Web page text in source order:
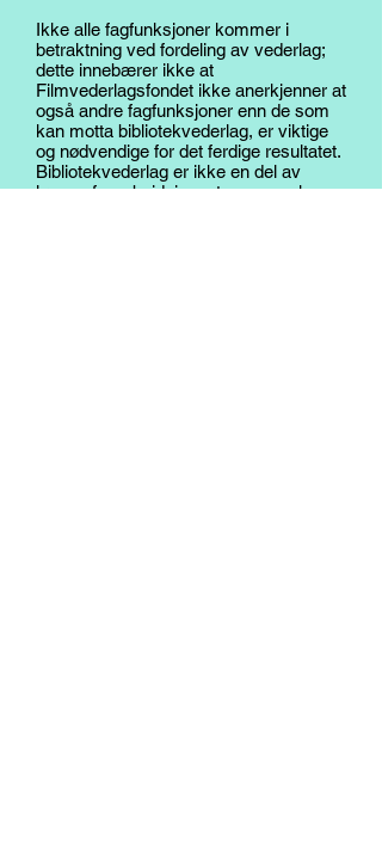
Ikke alle fagfunksjoner kommer i
betraktning ved fordeling av vederlag;
dette innebærer ikke at
Filmvederlagsfondet ikke anerkjenner at
også andre fagfunksjoner enn de som
kan motta bibliotekvederlag, er viktige
og nødvendige for det ferdige resultatet.
Bibliotekvederlag er ikke en del av
lønnen for arbeidsinnsatsen, men kan